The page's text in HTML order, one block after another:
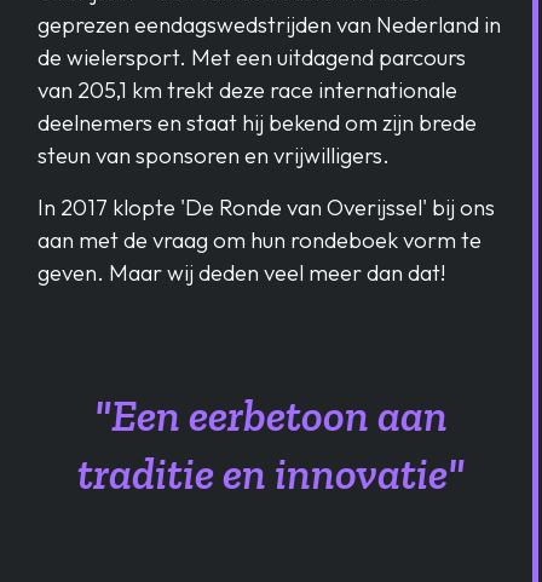
geprezen eendagswedstrijden van Nederland in
de wielersport. Met een uitdagend parcours
van 205,1 km trekt deze race internationale
deelnemers en staat hij bekend om zijn brede
steun van sponsoren en vrijwilligers.
In 2017 klopte 'De Ronde van Overijssel' bij ons
aan met de vraag om hun rondeboek vorm te
geven. Maar wij deden veel meer dan dat!
"Een eerbetoon aan
traditie en innovatie"